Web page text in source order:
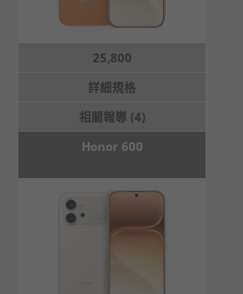
25,800
詳細規格
相關報導 (4)
Honor 600